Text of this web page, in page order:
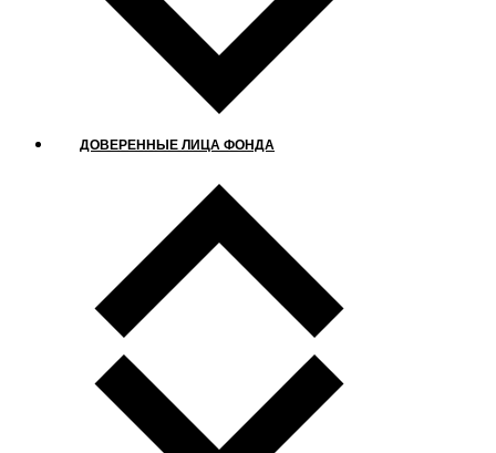
ДОВЕРЕННЫЕ ЛИЦА ФОНДА